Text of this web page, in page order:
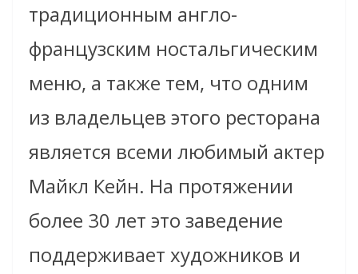
традиционным англо-
французским ностальгическим
меню, а также тем, что одним
из владельцев этого ресторана
является всеми любимый актер
Майкл Кейн. На протяжении
более 30 лет это заведение
поддерживает художников и